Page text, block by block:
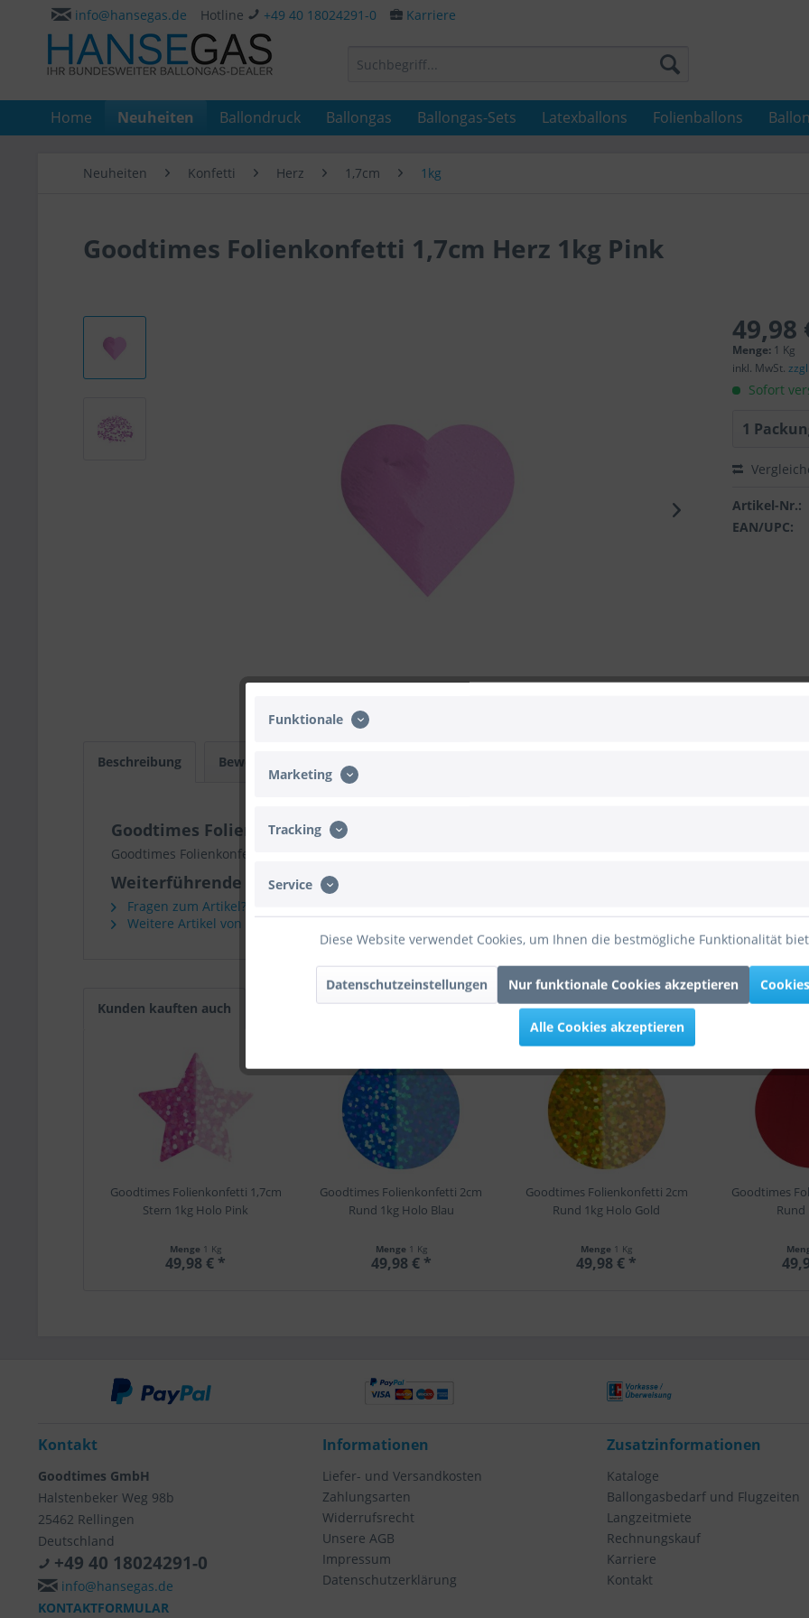
info@hansegas.de Hotline +49 40 18024291-0 Karriere
Home Neuheiten Ballondruck Ballongas Ballongas-Sets Latexballons Folienballons
Neuheiten Konfetti Herz 1,7cm 1kg
Goodtimes Folienkonfetti 1,7cm Herz 1kg Pink
49,98
Menge: 1 Kg
inkl. MwSt.
Sofort
Artikel-Nr.:
EAN/UPC:
Beschreibung Bewertungen
Goodtimes Folienkonfetti 1,7cm Herz 1kg Pink
Goodtimes Folienkonfetti 1,7cm Herz 1kg Pink
Weiterführende Links zu "Goodtimes Folienkonfetti 1,7cm Herz 1kg Pink"
Fragen zum Artikel?
Weitere Artikel von Goodtimes
Kunden kauften auch
Goodtimes Folienkonfetti 1,7cm
Stern 1kg Holo Pink
Menge 1 Kg
49,98 € *
Goodtimes Folienkonfetti 2cm
Rund 1kg Holo Blau
Menge 1 Kg
49,98 € *
Goodtimes Folienkonfetti 2cm
Rund 1kg Holo Gold
Menge 1 Kg
49,98 € *
Goodtimes
Rund
Kontakt
Goodtimes GmbH
Halstenbeker Weg 98b
25462 Rellingen
Deutschland
+49 40 18024291-0
info@hansegas.de
KONTAKTFORMULAR
Informationen
Liefer- und Versandkosten
Zahlungsarten
Widerrufsrecht
Unsere AGB
Impressum
Datenschutzerklärung
Zusatzinformationen
Kataloge
Ballongasbedarf und Flugzeiten
Langzeitmiete
Rechnungskauf
Karriere
Kontakt
Funktionale
Marketing
Tracking
Service
Diese Website verwendet Cookies, um Ihnen die bestmögliche Funktionalität
Datenschutzeinstellungen Nur funktionale Cookies akzeptieren
Alle Cookies akzeptieren